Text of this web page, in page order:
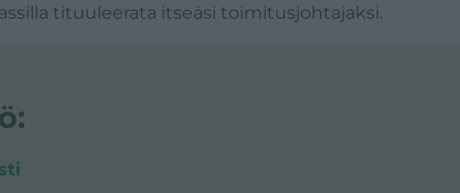
tituuleerata itseäsi toimitusjohtajaksi.